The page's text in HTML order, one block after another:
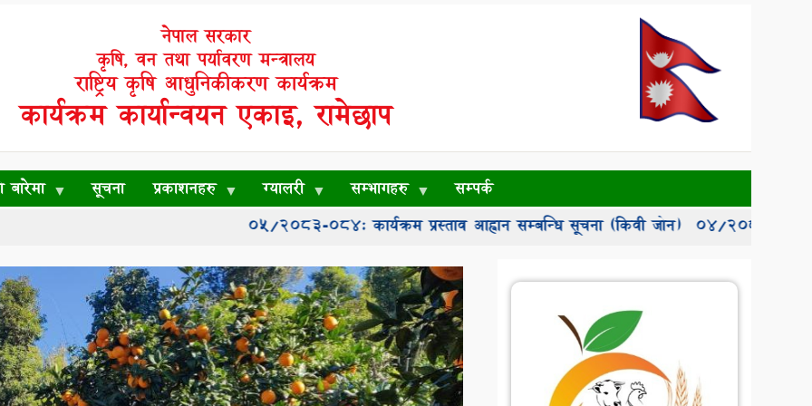
नेपाल सरकार
कृषि, वन तथा पर्यावरण मन्त्रालय
राष्ट्रिय कृषि आधुनिकीकरण कार्यक्रम
कार्यक्रम कार्यान्वयन एकाइ, रामेछाप
बारेमा सूचना प्रकाशनहरु ग्यालरी सम्भागहरु सम्पर्क
05/२०८३-०८४: कार्यक्रम प्रस्ताव आह्वान सम्बन्धि सूचना (किवी जोन) ०४/२०८३-०८४: कार्यक्रम